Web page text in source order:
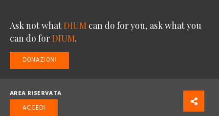
Ask not whatDIUM can do for you, ask what you
can do forDIUM.
DONAZIONI
AREA RISERVATA
ACCEDI